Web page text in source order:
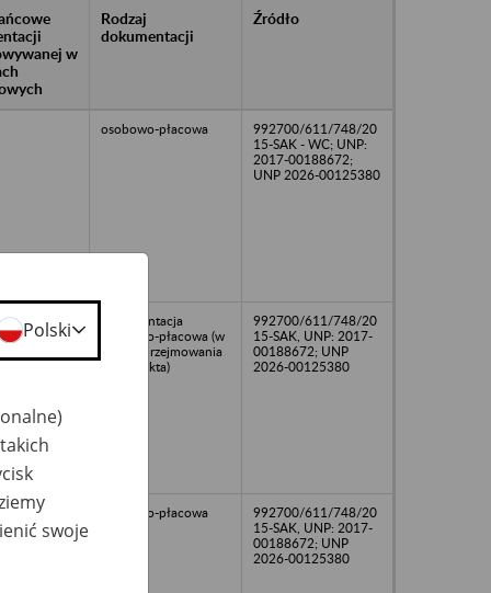
w
Rodzaj
dokumentacji
Źródło
osobowo-płacowa
992700/611/748/20
15-SAK - WC; UNP:
2017-00188672;
UNP 2026-00125380
dokumentacja
osobowo-płacowa (w
trakcie przejmowania
z Euro Akta)
992700/611/748/20
15-SAK, UNP: 2017-
00188672; UNP
2026-00125380
osobowo-płacowa
992700/611/748/20
15-SAK, UNP: 2017-
00188672; UNP
2026-00125380
Polski
swoje